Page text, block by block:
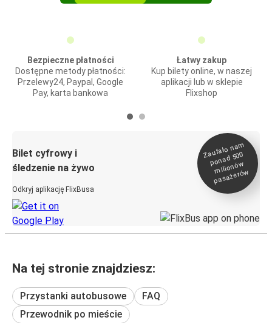
Bezpieczne płatności
Dostępne metody płatności:
Przelewy24, Paypal, Google
Pay, karta bankowa
Łatwy zakup
Kup bilety online, w naszej
aplikacji lub w sklepie
Flixshop
Bilet cyfrowy i
śledzenie na żywo
Odkryj aplikację FlixBusa
Zaufało na
m
ponad 500
milionó
w
pasażeró
w
Na tej stronie znajdziesz:
Przystanki autobusowe
FAQ
Przewodnik po mieście